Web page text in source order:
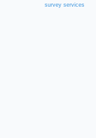
survey services